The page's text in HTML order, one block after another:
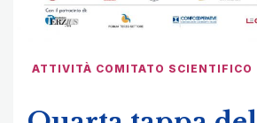
ATTIVITÀ COMITATO SCIENTIFICO